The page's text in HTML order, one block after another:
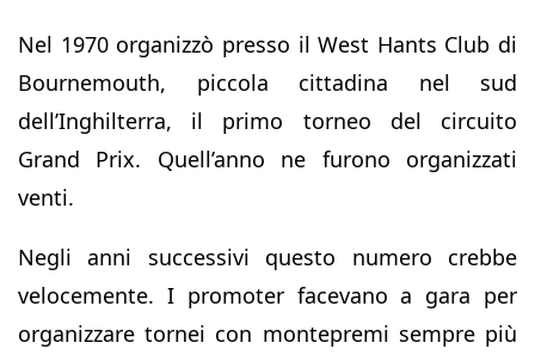
Nel 1970 organizzò presso il West Hants Club di
Bournemouth, piccola cittadina nel sud
dell’Inghilterra, il primo torneo del circuito
Grand Prix. Quell’anno ne furono organizzati
venti.
Negli anni successivi questo numero crebbe
velocemente. I promoter facevano a gara per
organizzare tornei con montepremi sempre più